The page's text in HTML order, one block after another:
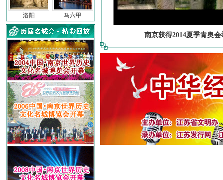
洛阳 马六甲
南京获得2014夏季青奥会